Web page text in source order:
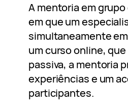
A mentoria em
em que um
simultaneamente
um curso online,
passiva, a mentoria
experiências e um
participantes.